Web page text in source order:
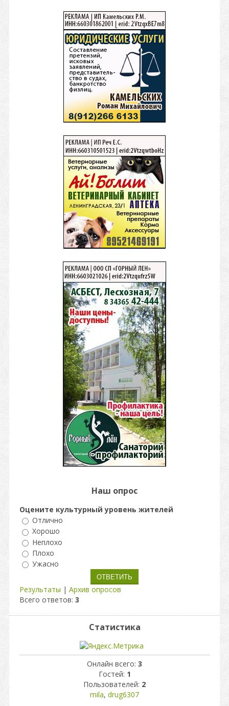
Наш опрос
Оцените культурный уровень жителей
Отлично
Хорошо
Неплохо
Плохо
Ужасно
Результаты | Архив опросов
Всего ответов: 3
Статистика
Онлайн всего: 3
Гостей: 1
Пользователей: 2
mila, drug6307